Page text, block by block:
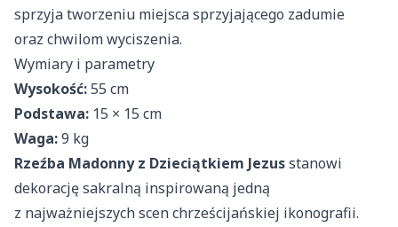
sprzyja tworzeniu miejsca sprzyjającego zadumie
oraz chwilom wyciszenia.
Wymiary i parametry
Wysokość:55 cm
Podstawa: 15 × 15 cm
Waga:9 kg
Rzeźba Madonny z Dzieciątkiem Jezusstanowi
dekorację sakralną inspirowaną jedną
z najważniejszych scen chrześcijańskiej ikonografii.